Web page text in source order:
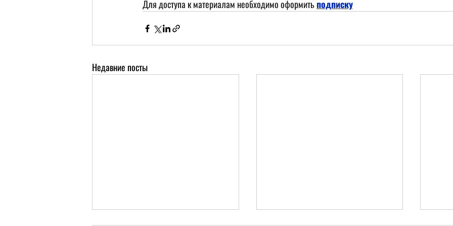
Для доступа к материалам необходимо оформить подписку
Недавние посты